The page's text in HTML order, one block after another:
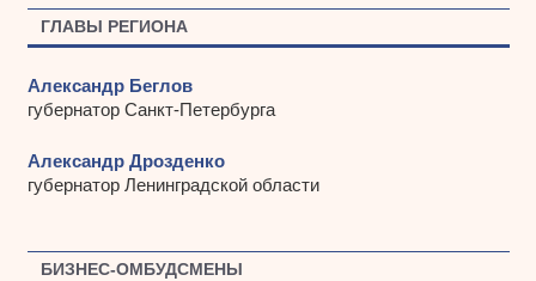
ГЛАВЫ РЕГИОНА
Александр Беглов
губернатор Санкт-Петербурга
Александр Дрозденко
губернатор Ленинградской области
БИЗНЕС-ОМБУДСМЕНЫ
ы